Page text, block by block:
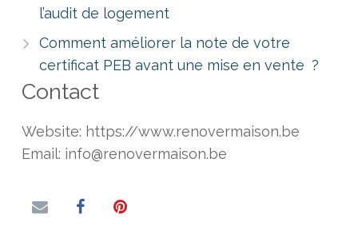
l’audit de logement
Comment améliorer la note de votre
certificat PEB avant une mise en vente ?
Contact
Website: https://www.renovermaison.be
Email: info@renovermaison.be